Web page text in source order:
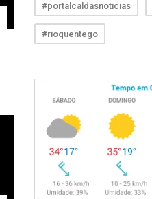
#portalcaldasnoticias
#rioquentego